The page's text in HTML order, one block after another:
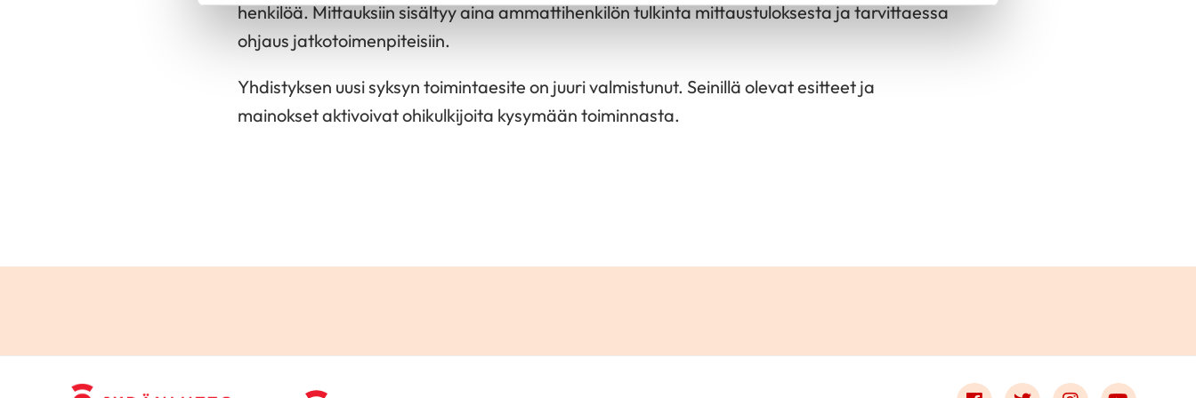
henkilöä. Mittauksiin sisältyy aina ammattihenkilön tulkinta mittaustuloksesta ja tarvittaessa
ohjaus jatkotoimenpiteisiin.
Yhdistyksen uusi syksyn toimintaesite on juuri valmistunut. Seinillä olevat esitteet ja
mainokset aktivoivat ohikulkijoita kysymään toiminnasta.